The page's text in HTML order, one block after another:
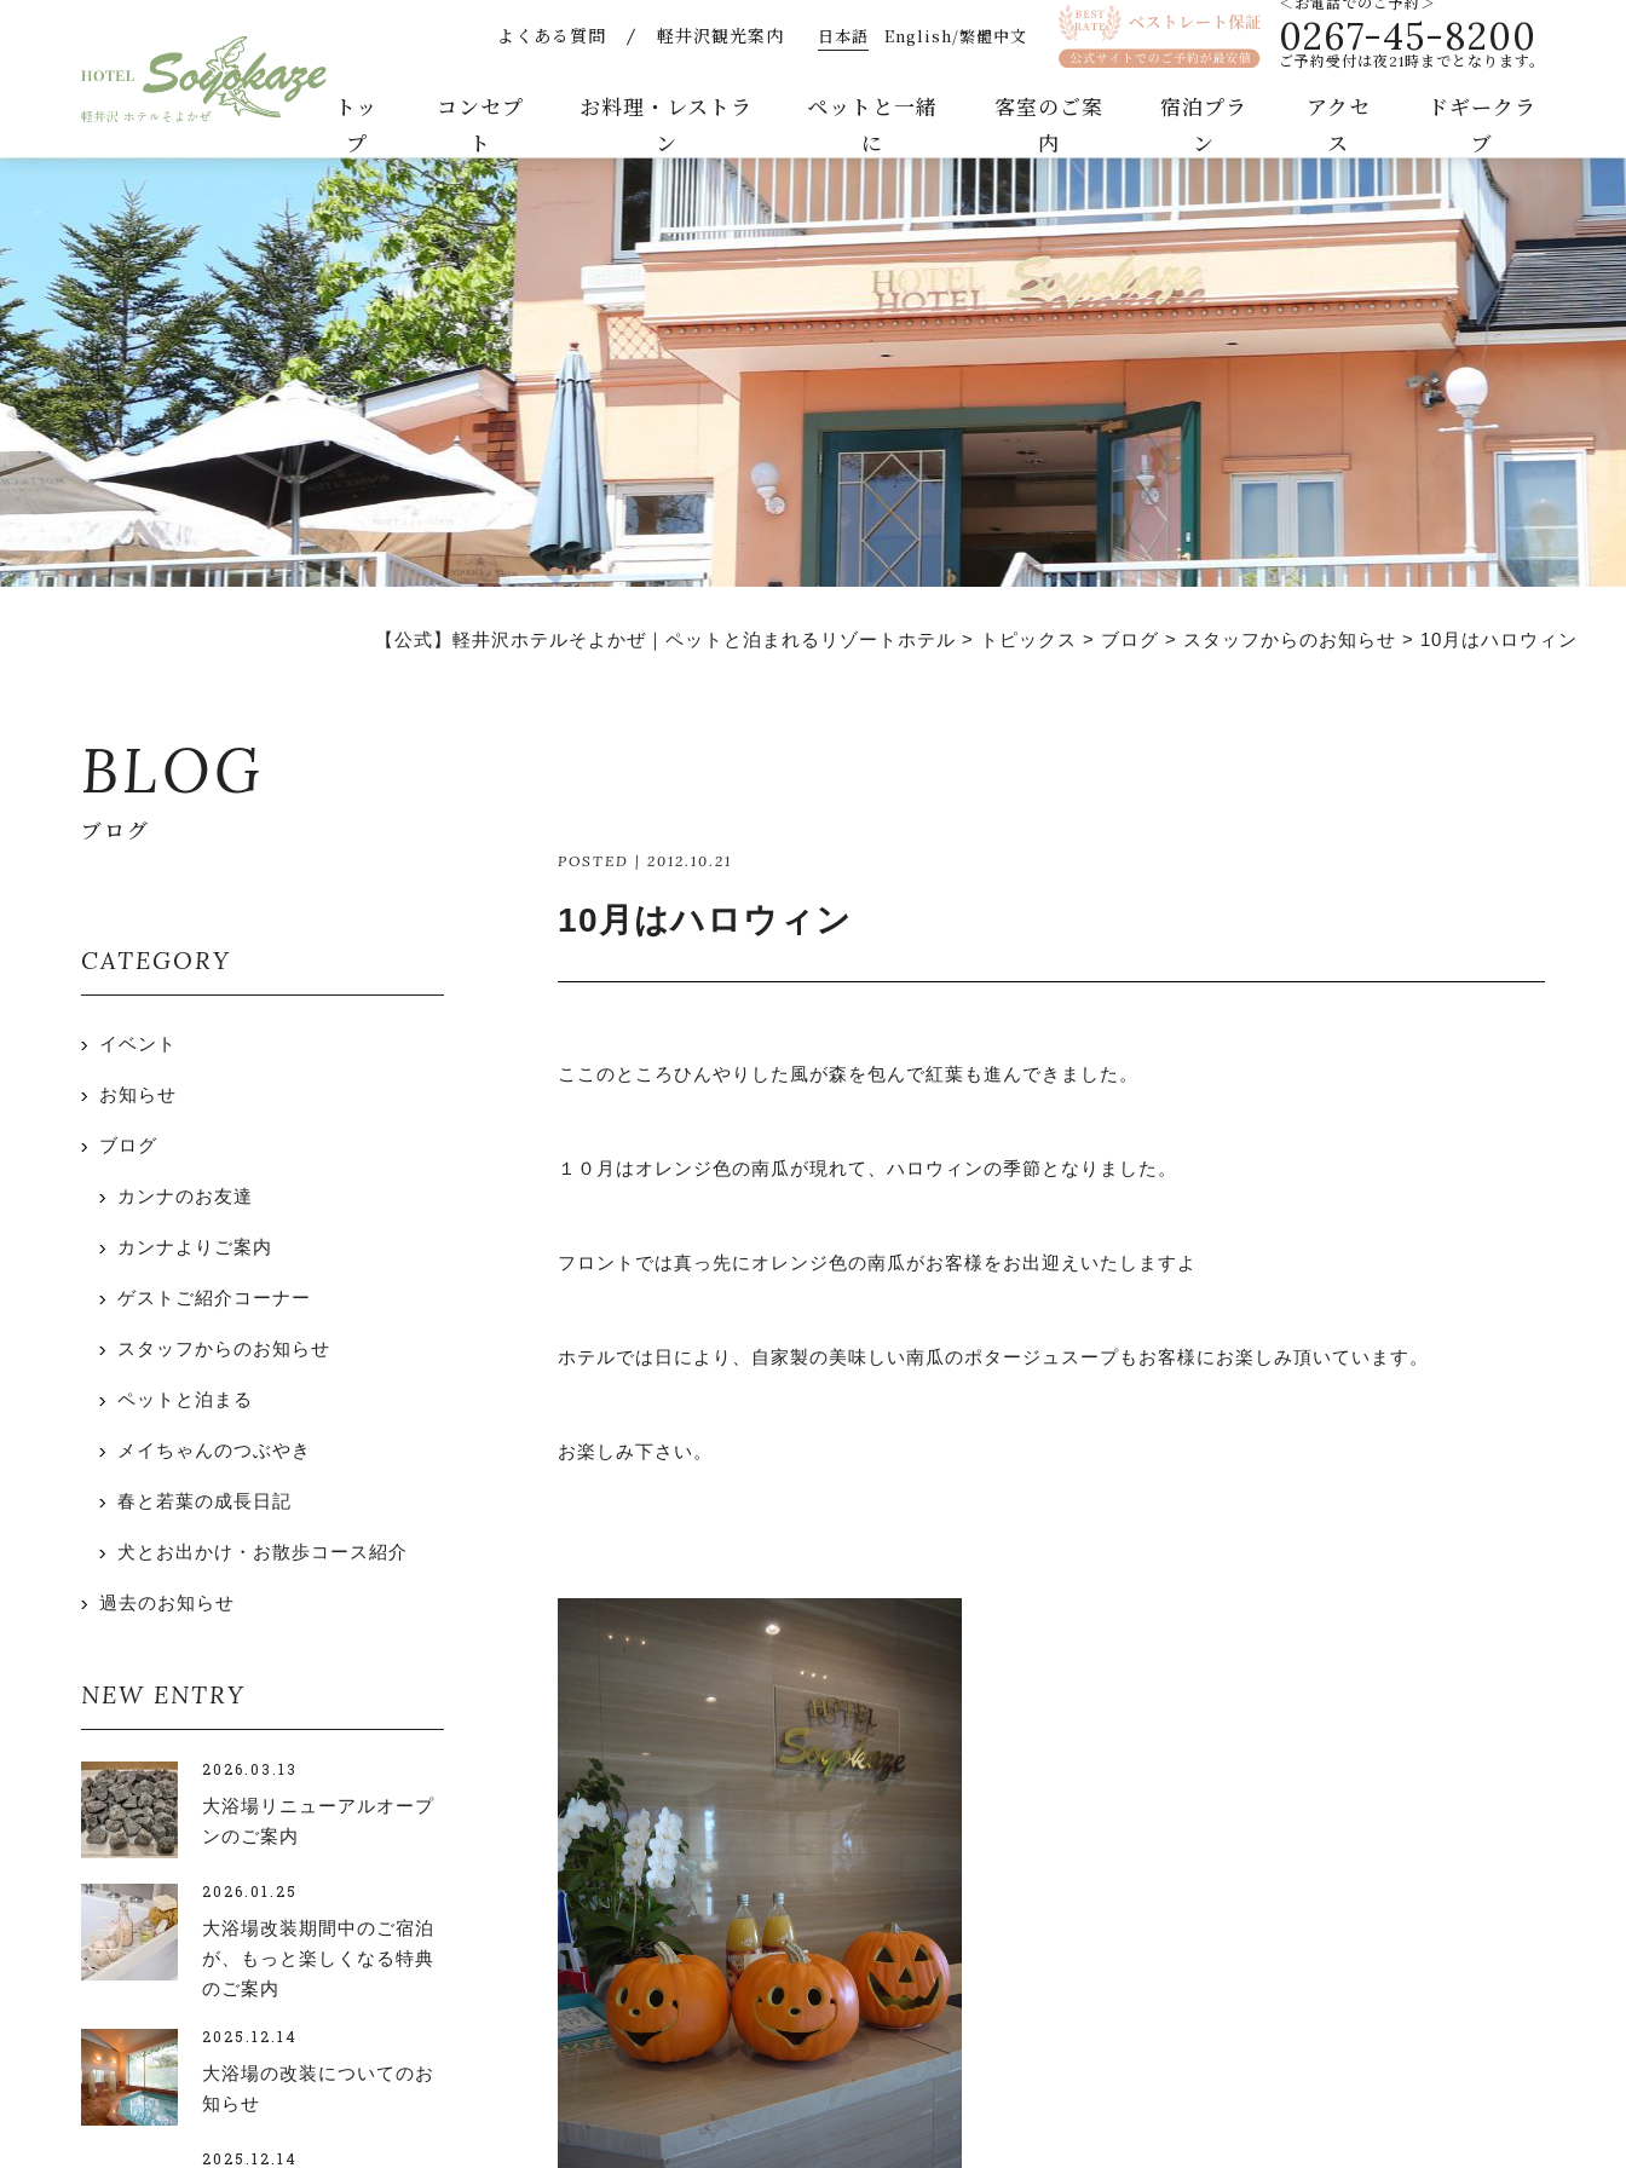
10月はハロウィン | スタッフからのお知らせ | 【公式】軽井沢ホテルそよかぜ｜ペットと泊まれるリゾートホテル
よくある質問 軽井沢観光案内 日本語 English/繁體中文 0267-45-8200
ご予約受付は夜21時までとなります。
トッ
プ
コンセプ
ト
お料理・レストラ
ン
ペットと一緒
に
客室のご案
内
宿泊プラ
ン
アクセ
ス
ドギークラ
ブ
【公式】軽井沢ホテルそよかぜ｜ペットと泊まれるリゾートホテル > トピックス > ブログ > スタッフからのお知らせ > 10月はハロウィン
BLOG
ブログ
POSTED | 2012.10.21
10月はハロウィン
ここのところひんやりした風が森を包んで紅葉も進んできました。
１０月はオレンジ色の南瓜が現れて、ハロウィンの季節となりました。
フロントでは真っ先にオレンジ色の南瓜がお客様をお出迎えいたしますよ
ホテルでは日により、自家製の美味しい南瓜のポタージュスープもお客様にお楽しみ頂いています。
お楽しみ下さい。
CATEGORY
イベント
お知らせ
ブログ
カンナのお友達
カンナよりご案内
ゲストご紹介コーナー
スタッフからのお知らせ
ペットと泊まる
メイちゃんのつぶやき
春と若葉の成長日記
犬とお出かけ・お散歩コース紹介
過去のお知らせ
NEW ENTRY
2026.03.13
大浴場リニューアルオープ
ンのご案内
2026.01.25
大浴場改装期間中のご宿泊
が、もっと楽しくなる特典
のご案内
2025.12.14
大浴場の改装についてのお
知らせ
2025.12.14